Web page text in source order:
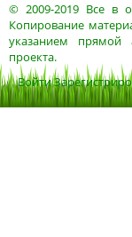
© 2009-2019 Все в
Копирование
указанием прямой
проекта.
Войти